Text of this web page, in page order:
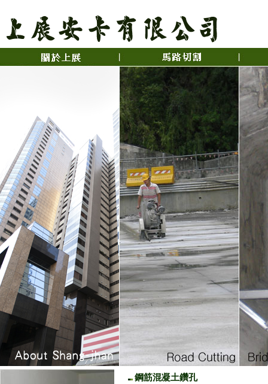
鋼筋混凝土鑽孔